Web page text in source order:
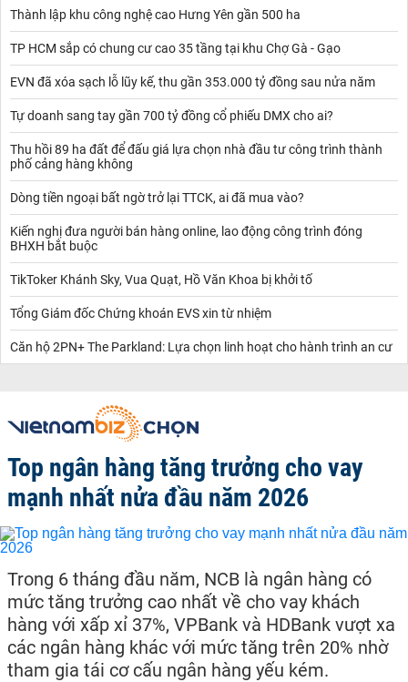
Thành lập khu công nghệ cao Hưng Yên gần 500 ha
TP HCM sắp có chung cư cao 35 tầng tại khu Chợ Gà - Gạo
EVN đã xóa sạch lỗ lũy kế, thu gần 353.000 tỷ đồng sau nửa năm
Tự doanh sang tay gần 700 tỷ đồng cổ phiếu DMX cho ai?
Thu hồi 89 ha đất để đấu giá lựa chọn nhà đầu tư công trình thành
phố cảng hàng không
Dòng tiền ngoại bất ngờ trở lại TTCK, ai đã mua vào?
Kiến nghị đưa người bán hàng online, lao động công trình đóng
BHXH bắt buộc
TikToker Khánh Sky, Vua Quạt, Hồ Văn Khoa bị khởi tố
Tổng Giám đốc Chứng khoán EVS xin từ nhiệm
Căn hộ 2PN+ The Parkland: Lựa chọn linh hoạt cho hành trình an cư
Top ngân hàng tăng trưởng cho vay
mạnh nhất nửa đầu năm 2026
Trong 6 tháng đầu năm, NCB là ngân hàng có
mức tăng trưởng cao nhất về cho vay khách
hàng với xấp xỉ 37%, VPBank và HDBank vượt xa
các ngân hàng khác với mức tăng trên 20% nhờ
tham gia tái cơ cấu ngân hàng yếu kém.